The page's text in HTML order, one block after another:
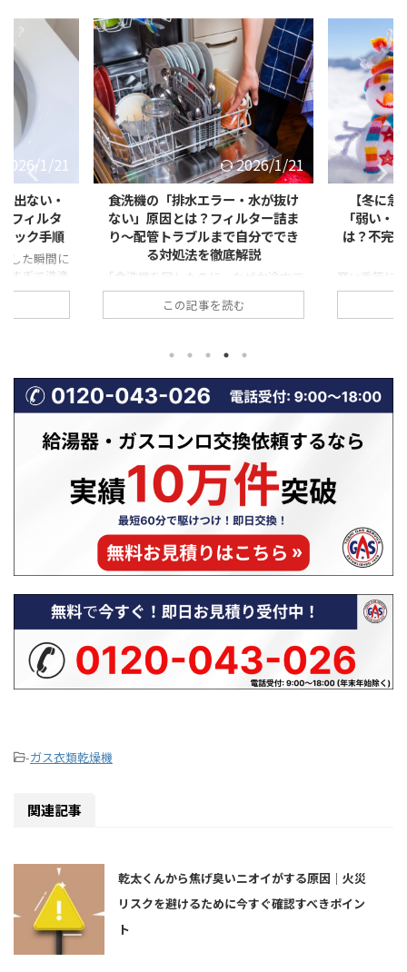
2026/1/21
水が抜け
ター詰ま
分ででき
説
ぜか途中で
終わっても
続くと、洗
水漏れ・本
ります。
まり」など
あり、正し
2026/1/10
【冬に急増】ガスコンロの火が
「弱い・赤い・すすが出る」原因
は？不完全燃焼の危険サインと対
処法
寒い季節になると、「ガスコンロの火
が弱い気がする」「炎が赤っぽくなっ
ている」「鍋の底が黒くすすで汚れ
れらはガスコンロの不調だけでなく、
不完全燃焼という危険な状態の前兆で
あることも少なくありません。特に冬
場は、換気不足や使用環境の変化によ
って、ガスコンロの燃焼状態が悪化し
やすい時期です。 本記事では、冬に
ガスコンロの火トラブルが増える理由
から、「火が弱い・赤い・すすが出
る」具体的な原因、不完全燃焼の危険
性、そして自分でできる対処法や業者
に相 ...
この記事を読む
レンジ
る」原因
圧・気密
料理中や調
ているのに
ず、「逆流
す。 特に冬
風圧の影響
くなります
ドの換気逆
...
-ガス衣類乾燥機
関連記事
乾太くんから焦げ臭いニオイがする原因｜火災
リスクを避けるために今すぐ確認すべきポイン
ト